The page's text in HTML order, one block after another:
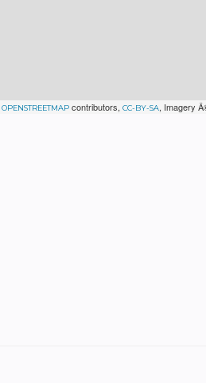
OPENSTREETMAP contributors, CC-BY-SA, Imagery